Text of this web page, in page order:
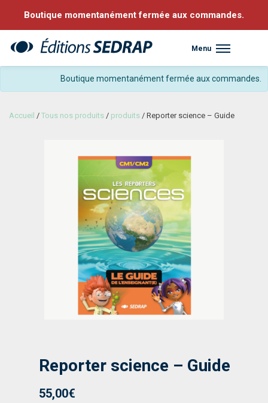
Boutique momentanément fermée aux commandes.
Menu
Boutique momentanément fermée aux commandes.
Accueil / Tous nos produits / produits / Reporter science – Guide
Reporter science – Guide
55,00€